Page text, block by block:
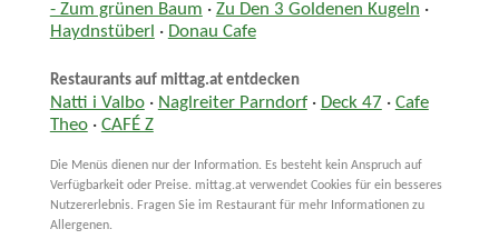
- Zum grünen Baum · Zu Den 3 Goldenen Kugeln ·
Haydnstüberl · Donau Cafe
Restaurants auf mittag.at entdecken
Natti i Valbo· Naglreiter Parndorf· Deck 47 · Cafe
Theo· CAFÉ Z
Die Menüs dienen nur der Information. Es besteht kein Anspruch auf
Verfügbarkeit oder Preise. mittag.at verwendet Cookies für ein besseres
Nutzererlebnis. Fragen Sie im Restaurant für mehr Informationen zu
Allergenen.